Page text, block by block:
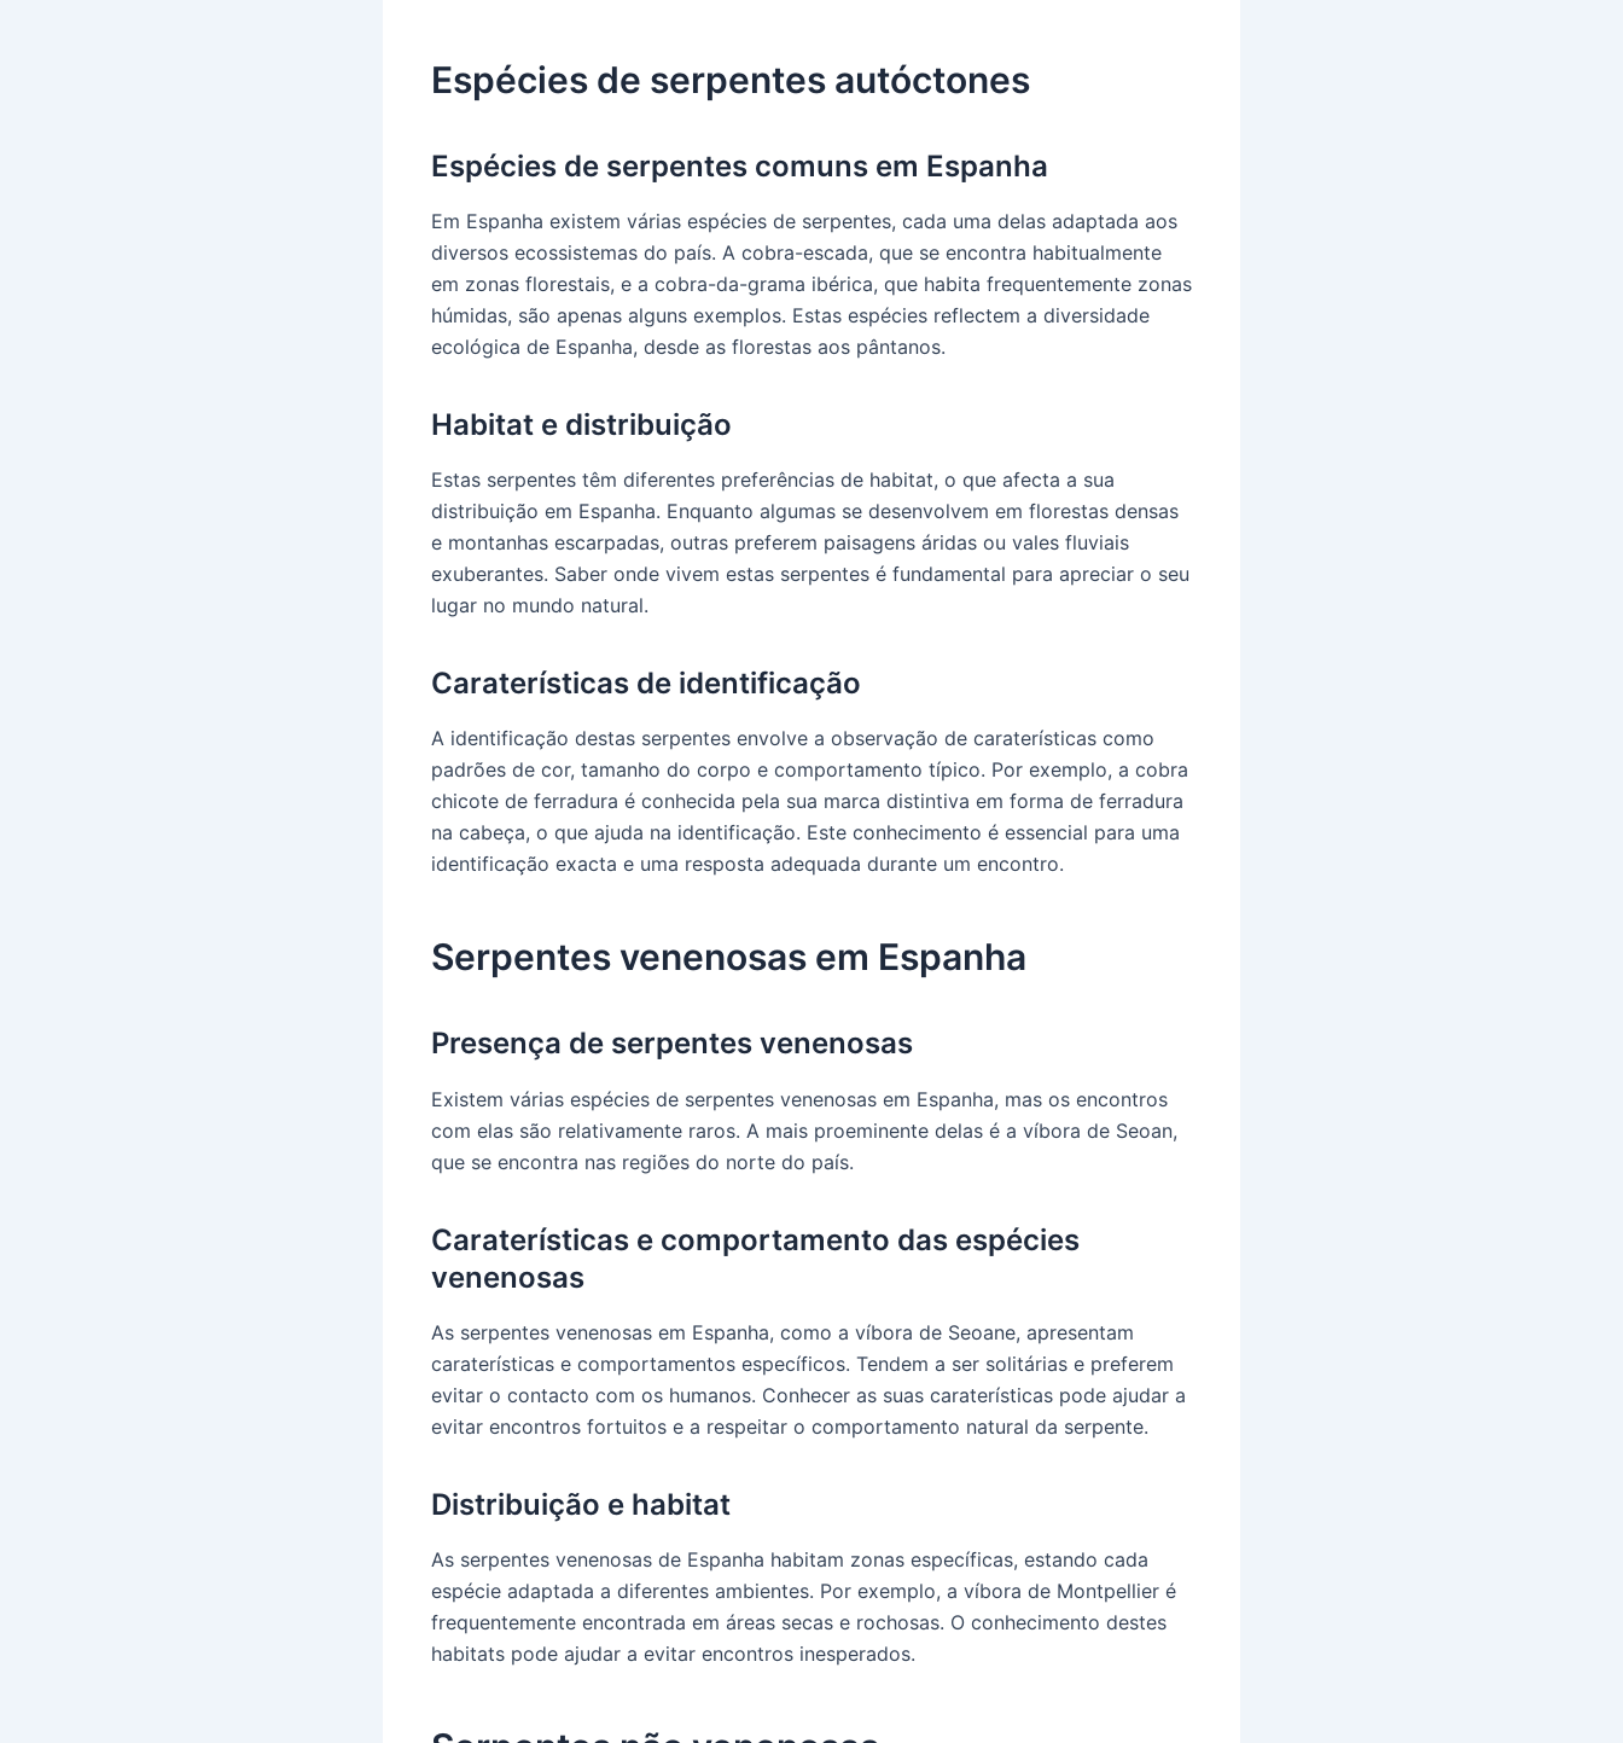
Espécies de serpentes autóctones
Espécies de serpentes comuns em Espanha
Em Espanha existem várias espécies de serpentes, cada uma delas adaptada aos
diversos ecossistemas do país. A cobra-escada, que se encontra habitualmente
em zonas florestais, e a cobra-da-grama ibérica, que habita frequentemente zonas
húmidas, são apenas alguns exemplos. Estas espécies reflectem a diversidade
ecológica de Espanha, desde as florestas aos pântanos.
Habitat e distribuição
Estas serpentes têm diferentes preferências de habitat, o que afecta a sua
distribuição em Espanha. Enquanto algumas se desenvolvem em florestas densas
e montanhas escarpadas, outras preferem paisagens áridas ou vales fluviais
exuberantes. Saber onde vivem estas serpentes é fundamental para apreciar o seu
lugar no mundo natural.
Caraterísticas de identificação
A identificação destas serpentes envolve a observação de caraterísticas como
padrões de cor, tamanho do corpo e comportamento típico. Por exemplo, a cobra
chicote de ferradura é conhecida pela sua marca distintiva em forma de ferradura
na cabeça, o que ajuda na identificação. Este conhecimento é essencial para uma
identificação exacta e uma resposta adequada durante um encontro.
Serpentes venenosas em Espanha
Presença de serpentes venenosas
Existem várias espécies de serpentes venenosas em Espanha, mas os encontros
com elas são relativamente raros. A mais proeminente delas é a víbora de Seoan,
que se encontra nas regiões do norte do país.
Caraterísticas e comportamento das espécies
venenosas
As serpentes venenosas em Espanha, como a víbora de Seoane, apresentam
caraterísticas e comportamentos específicos. Tendem a ser solitárias e preferem
evitar o contacto com os humanos. Conhecer as suas caraterísticas pode ajudar a
evitar encontros fortuitos e a respeitar o comportamento natural da serpente.
Distribuição e habitat
As serpentes venenosas de Espanha habitam zonas específicas, estando cada
espécie adaptada a diferentes ambientes. Por exemplo, a víbora de Montpellier é
frequentemente encontrada em áreas secas e rochosas. O conhecimento destes
habitats pode ajudar a evitar encontros inesperados.